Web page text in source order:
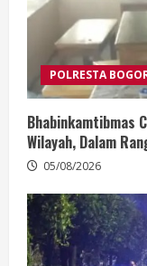
POLRESTA
Bhabinkamtibmas
Wilayah, Dalam
05/08/2026